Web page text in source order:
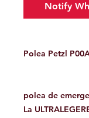
Notify
Polea Petzl
polea de
La